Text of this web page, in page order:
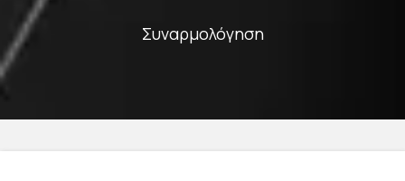
Συναρμολόγηση